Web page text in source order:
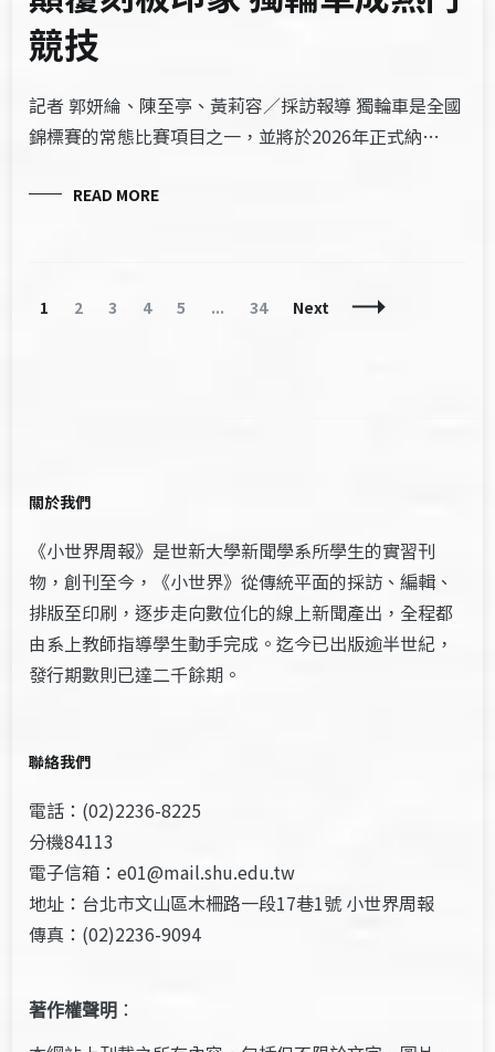
競技
記者 郭妍綸、陳至亭、黃莉容／採訪報導 獨輪車是全國
錦標賽的常態比賽項目之一，並將於2026年正式納…
READ MORE
Posts
Page
1 Page
2 Page
3 Page
4 Page
5 ... Page
34 Next
關於我們
《小世界周報》是世新大學新聞學系所學生的實習刊
物，創刊至今，《小世界》從傳統平面的採訪、編輯、
排版至印刷，逐步走向數位化的線上新聞產出，全程都
由系上教師指導學生動手完成。迄今已出版逾半世紀，
發行期數則已達二千餘期。
聯絡我們
電話：(02)2236-8225
分機84113
電子信箱：e01@mail.shu.edu.tw
地址：台北市文山區木柵路一段17巷1號 小世界周報
傳真：(02)2236-9094
著作權聲明 ：